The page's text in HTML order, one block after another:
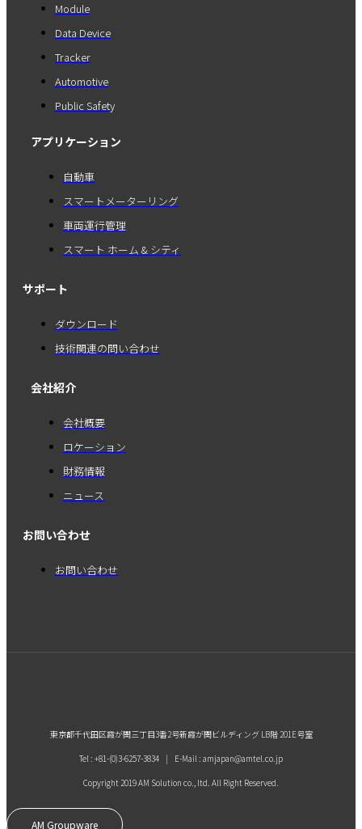
Module
Data Device
Tracker
Automotive
Public Safety
アプリケーション
自動車
スマートメーターリング
車両運行管理
スマート ホーム & シティ
サポート
ダウンロード
技術関連の問い合わせ
会社紹介
会社概要
ロケーション
財務情報
ニュース
お問い合わせ
お問い合わせ
東京都千代田区霞が関三丁目3番2号新霞が関ビルディング LB階 201E号室
Tel : +81-(0)3-6257-3834 | E-Mail : amjapan@amtel.co.jp
Copyright 2019 AM Solution co., ltd. All Right Reserved.
AM Groupware